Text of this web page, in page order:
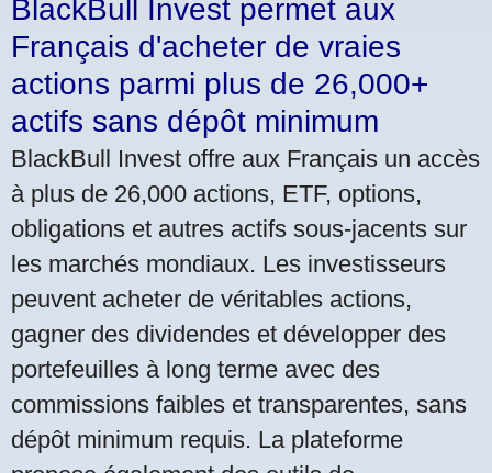
BlackBull Invest permet aux
Français d'acheter de vraies
actions parmi plus de 26,000+
actifs sans dépôt minimum
BlackBull Invest offre aux Français un accès
à plus de 26,000 actions, ETF, options,
obligations et autres actifs sous-jacents sur
les marchés mondiaux. Les investisseurs
peuvent acheter de véritables actions,
gagner des dividendes et développer des
portefeuilles à long terme avec des
commissions faibles et transparentes, sans
dépôt minimum requis. La plateforme